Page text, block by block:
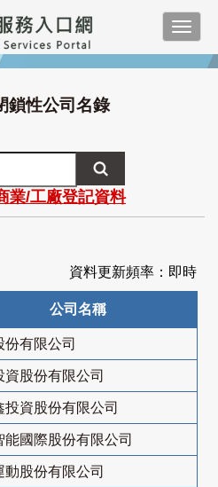
鎖性公司名錄
業/工廠登記資料
資料更新頻率：即時
公司名稱
份有限公司
資股份有限公司
投資股份有限公司
能國際股份有限公司
動股份有限公司